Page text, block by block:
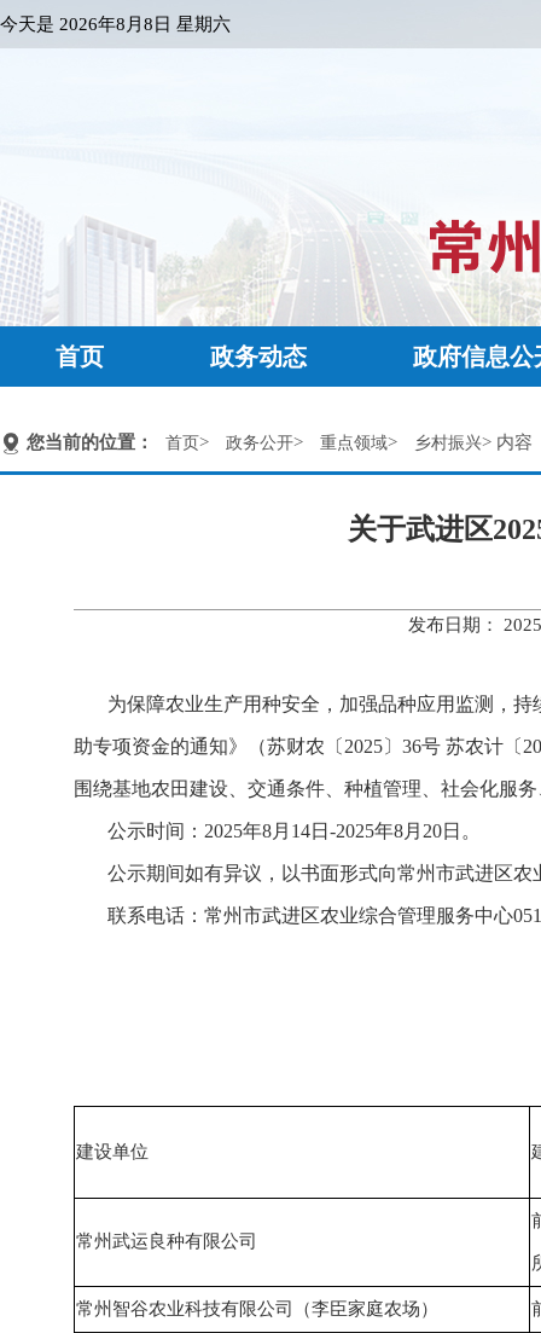
今天是 2026年8月8日 星期六
首页 政务动态 政府信息公
您当前的位置： 首页> 政务公开> 重点领域> 乡村振兴> 内容
关于武进区
发布日期：
为保障农业生产用种安全，加强品种应用监测，持
助专项资金的通知》（苏财农〔2025〕36号 苏农计〔
围绕基地农田建设、交通条件、种植管理、社会化服
公示时间：2025年8月14日-2025年8月20日。
公示期间如有异议，以书面形式向常州市武进区农
联系电话：常州市武进区农业综合管理服务中心
建设单位
常州武运良种有限公司
常州智谷农业科技有限公司（李臣家庭农场）